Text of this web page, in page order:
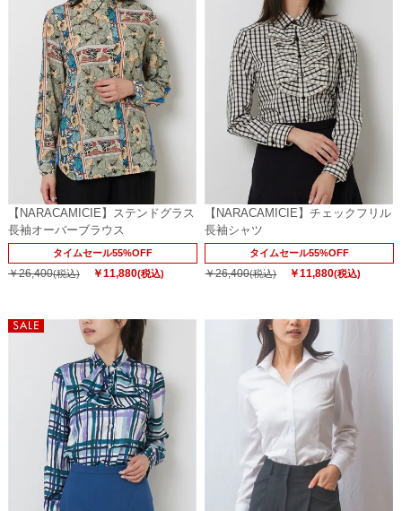
【NARACAMICIE】ステンドグラス
長袖オーバーブラウス
タイムセール55%OFF
￥26,400(税込) ￥11,880(税込)
【NARACAMICIE】チェックフリル
長袖シャツ
タイムセール55%OFF
￥26,400(税込) ￥11,880(税込)